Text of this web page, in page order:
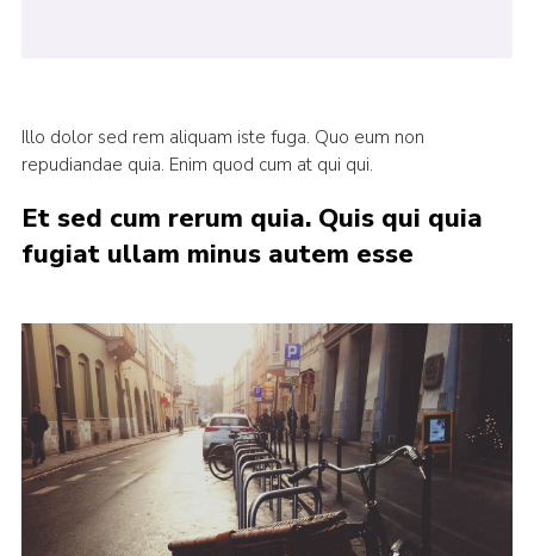
Illo dolor sed rem aliquam iste fuga. Quo eum non
repudiandae quia. Enim quod cum at qui qui.
Et sed cum rerum quia. Quis qui quia
fugiat ullam minus autem esse